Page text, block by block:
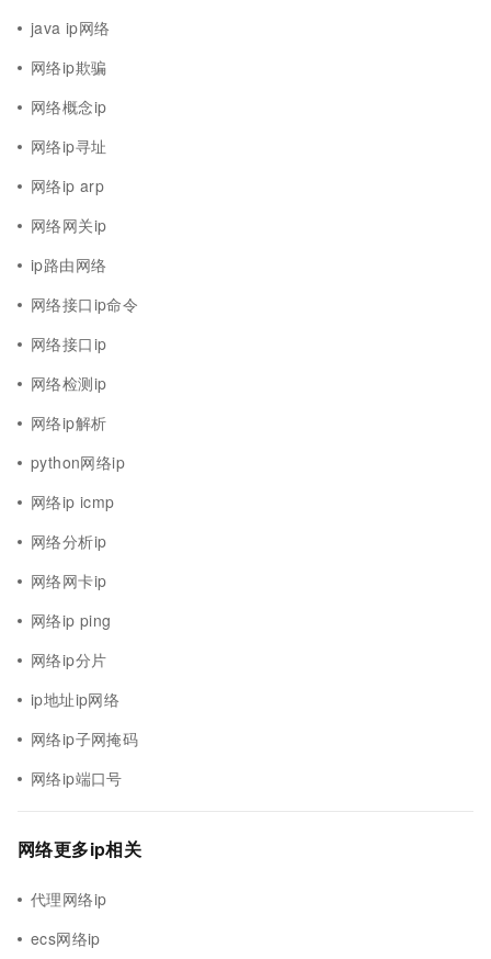
java ip网络
网络ip欺骗
网络概念ip
网络ip寻址
网络ip arp
网络网关ip
ip路由网络
网络接口ip命令
网络接口ip
网络检测ip
网络ip解析
python网络ip
网络ip icmp
网络分析ip
网络网卡ip
网络ip ping
网络ip分片
ip地址ip网络
网络ip子网掩码
网络ip端口号
网络更多ip相关
代理网络ip
ecs网络ip